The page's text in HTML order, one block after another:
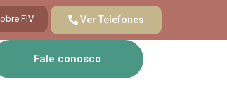
FIV Ver Telefones
Fale conosco